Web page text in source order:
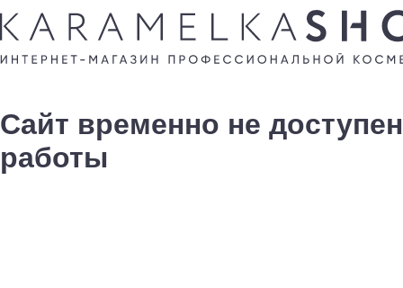
Сайт временно не
работы